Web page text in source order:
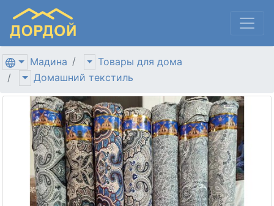
Мадина
Товары для дома
Домашний текстиль